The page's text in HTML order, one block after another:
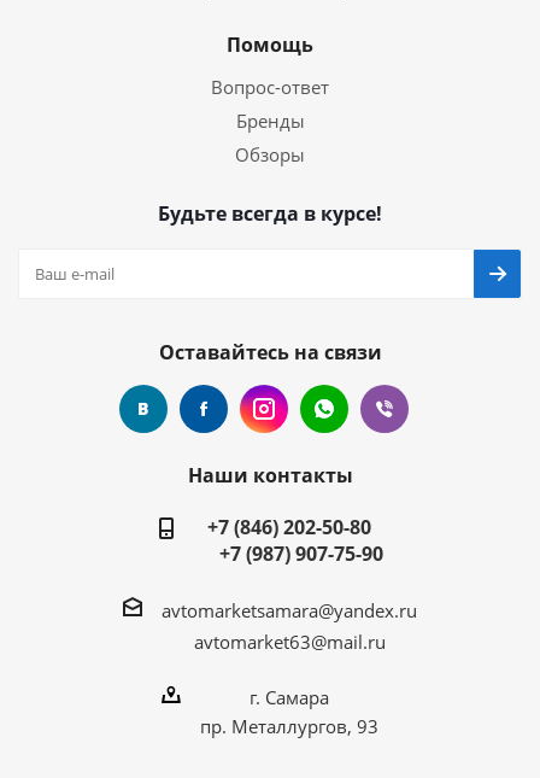
Помощь
Вопрос-ответ
Бренды
Обзоры
Будьте всегда в курсе!
Оставайтесь на связи
Наши контакты
+7 (846) 202-50-80
+7 (987) 907-75-90
avtomarketsamara@yandex.ru
avtomarket63@mail.ru
г. Самара
пр. Металлургов, 93